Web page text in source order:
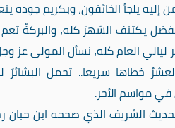
من إليه يلجأ الخائفون، وبكريم جوده
يكتنف الشهرَ كله، والبركةُ
العام كله، نسأل المولى عز
خطاها سريعا.. تحمل البشائرَ
مواسم الأجر.
الشريف الذي صححه ابن حبان